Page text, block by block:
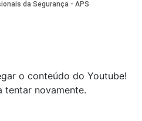
o conteúdo do Youtube!
tentar novamente.